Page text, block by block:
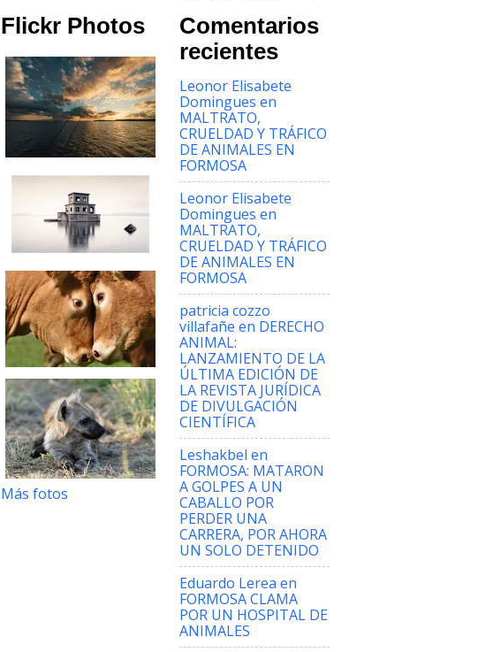
Comentarios
recientes
Leonor Elisabete
Domingues en
MALTRATO,
CRUELDAD Y TRÁFICO
DE ANIMALES EN
FORMOSA
Leonor Elisabete
Domingues en
MALTRATO,
CRUELDAD Y TRÁFICO
DE ANIMALES EN
FORMOSA
patricia cozzo
villafañe en DERECHO
ANIMAL:
LANZAMIENTO DE LA
ÚLTIMA EDICIÓN DE
LA REVISTA JURÍDICA
DE DIVULGACIÓN
CIENTÍFICA
Leshakbel en
FORMOSA: MATARON
A GOLPES A UN
CABALLO POR
PERDER UNA
CARRERA, POR AHORA
UN SOLO DETENIDO
Eduardo Lerea en
FORMOSA CLAMA
POR UN HOSPITAL DE
ANIMALES
Flickr Photos
Más fotos